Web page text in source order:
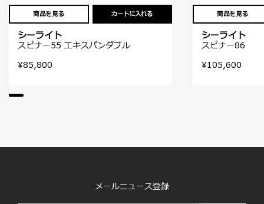
商品を見る カートに入れる
シーライト
スピナー55 エキスパンダブル
¥85,800
商品を見る
シーライト
スピナー86
¥105,600
メールニュース登録